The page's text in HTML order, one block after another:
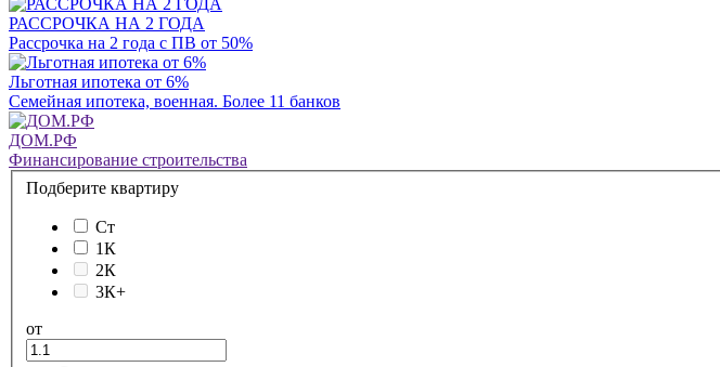
РАССРОЧКА НА 2 ГОДА
Рассрочка на 2 года с ПВ от 50%
Льготная ипотека от 6%
Семейная ипотека, военная. Более 11 банков
ДОМ.РФ
Финансирование строительства
Подберите квартиру
Ст
1К
2К
3К+
от